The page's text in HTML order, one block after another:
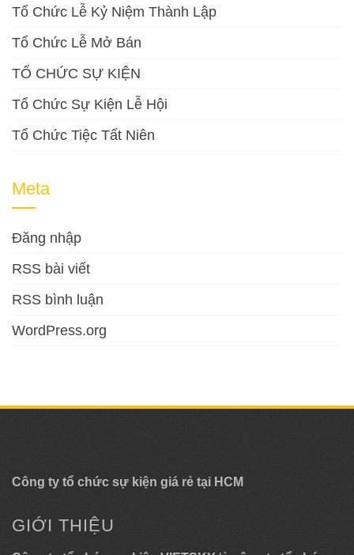
Tổ Chức Lễ Kỷ Niệm Thành Lập
Tổ Chức Lễ Mở Bán
TỔ CHỨC SỰ KIỆN
Tổ Chức Sự Kiện Lễ Hội
Tổ Chức Tiệc Tất Niên
Meta
Đăng nhập
RSS bài viết
RSS bình luận
WordPress.org
Công ty tổ chức sự kiện giá rẻ tại HCM
GIỚI THIỆU